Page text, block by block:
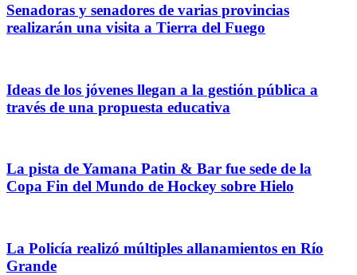
Senadoras y senadores de varias provincias
realizarán una visita a Tierra del Fuego
Ideas de los jóvenes llegan a la gestión pública a
través de una propuesta educativa
La pista de Yamana Patin & Bar fue sede de la
Copa Fin del Mundo de Hockey sobre Hielo
La Policía realizó múltiples allanamientos en Río
Grande